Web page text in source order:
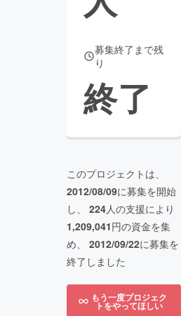
募集終了まで残
り
終了
このプロジェクトは、
2012/08/09に募集を開始
し、 224人の支援により
1,209,041円の資金を集
め、 2012/09/22に募集を
終了しました
もう一度プロジェク
トをやってほしい